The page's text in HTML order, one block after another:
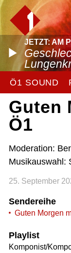
JETZT: AM
Ö1 SOUND
Guten
Ö1
Moderation:
Musikauswahl:
25. September
Sendereihe
Guten Morgen
Playlist
Komponist/